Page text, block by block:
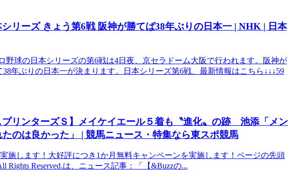
リーズ きょう第6戦 阪神が勝てば38年ぶりの日本一 | NHK | 日本
野球の日本シリーズの第6戦は4日夜、京セラドーム大阪で行われます。阪神が
年ぶりの日本一が決まります。日本シリーズ第6戦、最新情報はこちら↓↓↓59
プリンターズＳ】メイケイエール５着も〝進化〟の跡 池添「メン
のは良かった」 | 競馬ニュース・特集なら東スポ競馬
施します！大好評につき1か月無料キャンペーンを実施します！ページの先頭
Rights Reserved.は、ニュース記事：「【&Buzzの...